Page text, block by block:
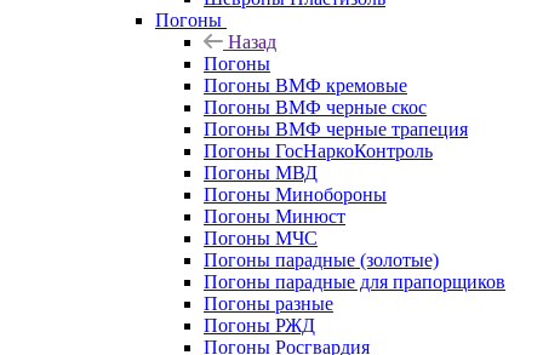
Погоны
Назад
Погоны
Погоны ВМФ кремовые
Погоны ВМФ черные скос
Погоны ВМФ черные трапеция
Погоны ГосНаркоКонтроль
Погоны МВД
Погоны Минобороны
Погоны Минюст
Погоны МЧС
Погоны парадные (золотые)
Погоны парадные для прапорщиков
Погоны разные
Погоны РЖД
Погоны Росгвардия